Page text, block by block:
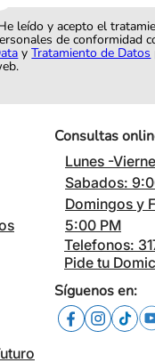
leído y acepto el
de conformidad
yTratamiento de Datos
Consultas
Lunes -
Sabados:
Domingos y
5:00 PM
Telefonos:
Pide tu
Síguenos en: